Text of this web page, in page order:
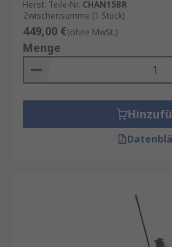
Herst. Teile-Nr. CHAN15BR
Zwischensumme (1 Stück)
449,00 €(ohne MwSt.)
Menge